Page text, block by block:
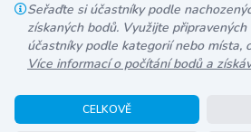
Seřaďte si účastníky podle
získaných bodů. Využijte
účastníky podle kategorií nebo místa,
Více informací o počítání bodů a
CELKOVĚ